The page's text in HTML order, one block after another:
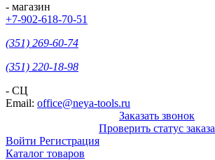
- магазин
+7-902-618-70-51
(351) 269-60-74
(351) 220-18-98
- СЦ
Email: office@neya-tools.ru
Заказать звонок
Проверить статус заказа
Войти Регистрация
Каталог товаров